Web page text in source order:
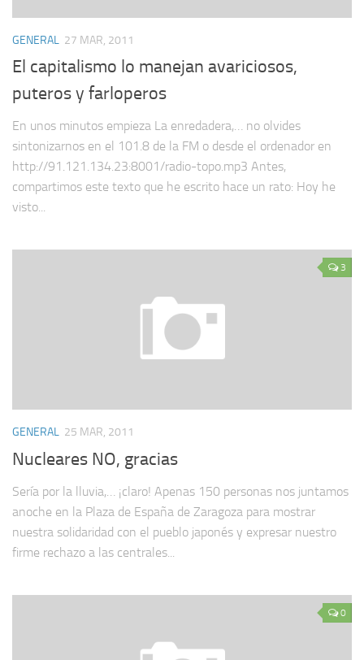
GENERAL 27 MAR, 2011
El capitalismo lo manejan avariciosos,
puteros y farloperos
En unos minutos empieza La enredadera,… no olvides
sintonizarnos en el 101.8 de la FM o desde el ordenador en
http://91.121.134.23:8001/radio-topo.mp3 Antes,
compartimos este texto que he escrito hace un rato: Hoy he
visto...
3
GENERAL 25 MAR, 2011
Nucleares NO, gracias
Sería por la lluvia,… ¡claro! Apenas 150 personas nos juntamos
anoche en la Plaza de España de Zaragoza para mostrar
nuestra solidaridad con el pueblo japonés y expresar nuestro
firme rechazo a las centrales...
0